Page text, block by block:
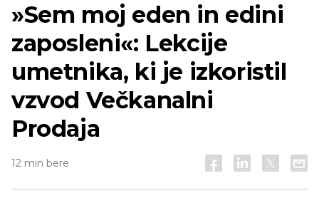
»Sem moj eden in edini
zaposleni«: Lekcije
umetnika, ki je izkoristil
vzvodVečkanalni
Prodaja
12 min bere